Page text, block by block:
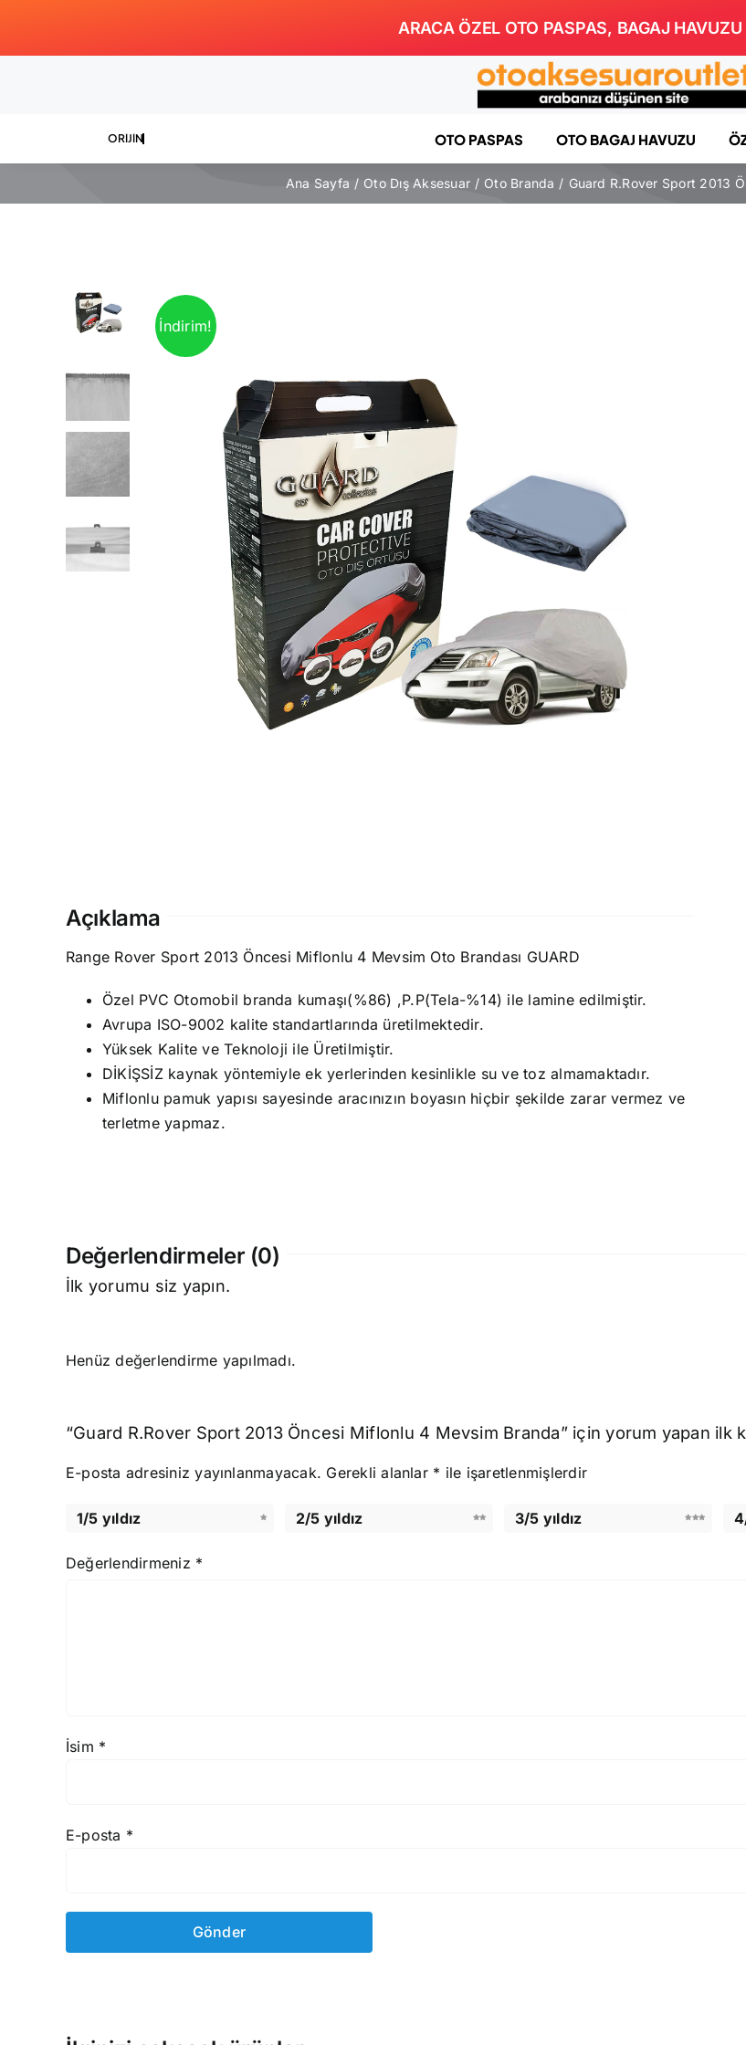
content
ARACA ÖZEL OTO PASPAS, BAGAJ HAVUZU
OTO PASPAS OTO BAGAJ HAVUZU
Ana Sayfa Oto Dış Aksesuar Oto Branda Guard R.Rover Sport 2013
İndirim!
Açıklama
Range Rover Sport 2013 Öncesi Miflonlu 4 Mevsim Oto Brandası GUARD
Özel PVC Otomobil branda kumaşı(%86) ,P.P(Tela-%14) ile lamine edilmiştir.
Avrupa ISO-9002 kalite standartlarında üretilmektedir.
Yüksek Kalite ve Teknoloji ile Üretilmiştir.
DİKİŞSİZ kaynak yöntemiyle ek yerlerinden kesinlikle su ve toz almamaktadır.
Miflonlu pamuk yapısı sayesinde aracınızın boyasın hiçbir şekilde zarar vermez ve
terletme yapmaz.
Değerlendirmeler (0)
İlk yorumu siz yapın.
Henüz değerlendirme yapılmadı.
“Guard R.Rover Sport 2013 Öncesi Miflonlu 4 Mevsim Branda” için yorum yapan ilk
E-posta adresiniz yayınlanmayacak. Gerekli alanlar * ile işaretlenmişlerdir
1/5 yıldız 2/5 yıldız 3/5 yıldız
Değerlendirmeniz *
İsim *
E-posta *